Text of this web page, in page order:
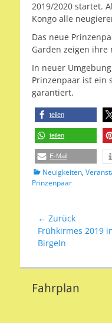
2019/2020 startet.
Kongo alle
Das neue
Garden zeigen ihre
In neuer
Prinzenpaar ist ein
garantiert.
teilen
teilen
E-Mail
Kategorien
Neuigkeiten,
Prinzenpaar
← Zurück
Vorheriger
Beitrag:
Frühkirmes 2019
Birgeln
Fahrplan